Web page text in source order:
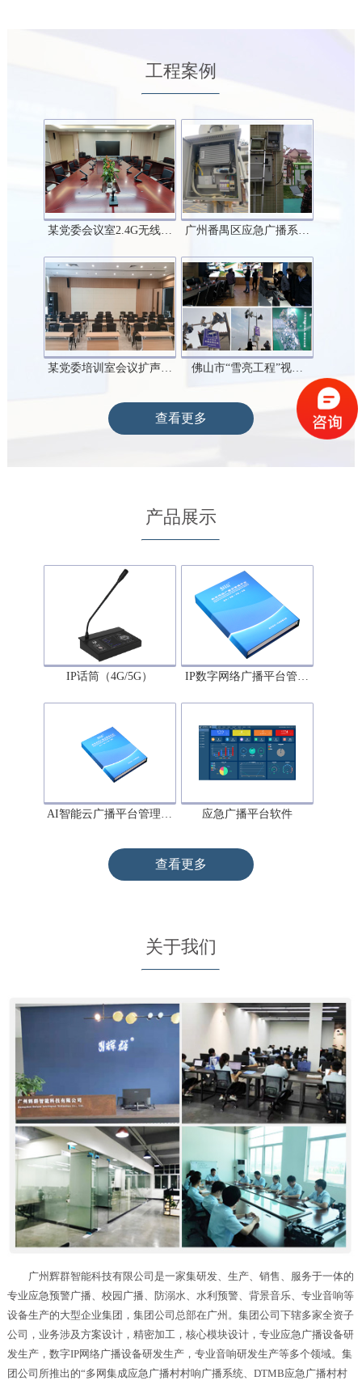
工程案例
某党委会议室2.4G无线… 广州番禺区应急广播系…
某党委培训室会议扩声… 佛山市“雪亮工程”视…
查看更多
产品展示
IP话筒（4G/5G） IP数字网络广播平台管…
AI智能云广播平台管理… 应急广播平台软件
查看更多
关于我们
广州辉群智能科技有限公司是一家集研发、生产、销售、服务于一体的
专业应急预警广播、校园广播、防溺水、水利预警、背景音乐、专业音响等
设备生产的大型企业集团，集团公司总部在广州。集团公司下辖多家全资子
公司，业务涉及方案设计，精密加工，核心模块设计，专业应急广播设备研
发生产，数字IP网络广播设备研发生产，专业音响研发生产等多个领域。集
团公司所推出的“多网集成应急广播村村响广播系统、DTMB应急广播村村